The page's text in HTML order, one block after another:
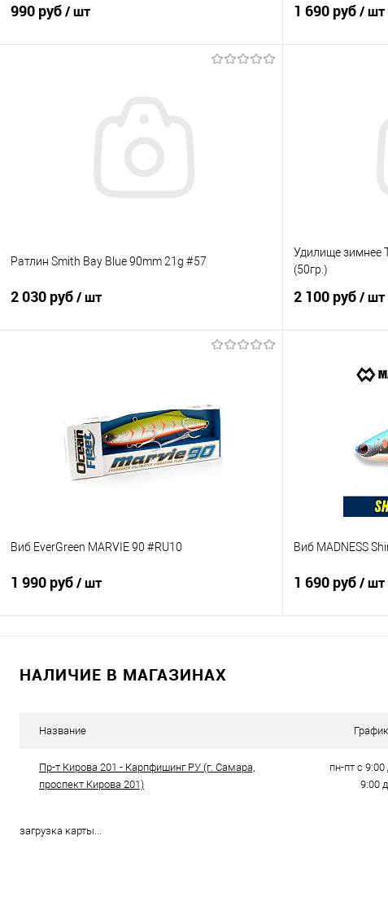
990 руб/ шт 1 690 руб/ шт
Ратлин Smith Bay Blue 90mm 21g #57
2 030 руб/ шт
Сравнение
В избранное
В наличии
Удилище зимнее
(50гр.)
2 100 руб/ шт
Виб EverGreen MARVIE 90 #RU10
1 990 руб/ шт
Виб MADNESS
1 690 руб/ шт
НАЛИЧИЕ В МАГАЗИНАХ
Название
Пр-т Кирова 201 - Карпфишинг РУ (г. Самара,
проспект Кирова 201)
пн-пт с 9:00
9:00
загрузка карты...